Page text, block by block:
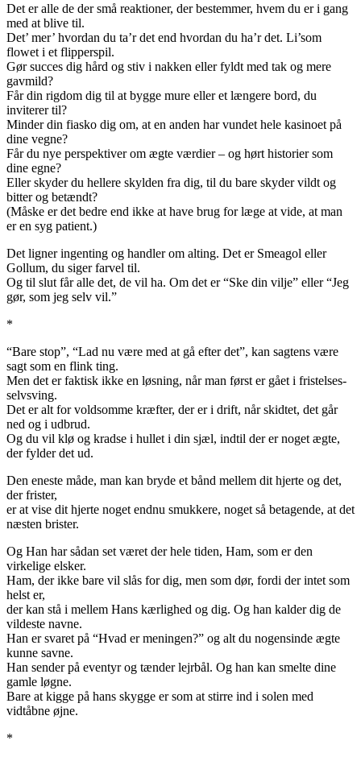
Det er alle de der små reaktioner, der bestemmer, hvem du er i gang
med at blive til.
Det’ mer’ hvordan du ta’r det end hvordan du ha’r det. Li’som
flowet i et flipperspil.
Gør succes dig hård og stiv i nakken eller fyldt med tak og mere
gavmild?
Får din rigdom dig til at bygge mure eller et længere bord, du
inviterer til?
Minder din fiasko dig om, at en anden har vundet hele kasinoet på
dine vegne?
Får du nye perspektiver om ægte værdier – og hørt historier som
dine egne?
Eller skyder du hellere skylden fra dig, til du bare skyder vildt og
bitter og betændt?
(Måske er det bedre end ikke at have brug for læge at vide, at man
er en syg patient.)
Det ligner ingenting og handler om alting. Det er Smeagol eller
Gollum, du siger farvel til.
Og til slut får alle det, de vil ha. Om det er “Ske din vilje” eller “Jeg
gør, som jeg selv vil.”
*
“Bare stop”, “Lad nu være med at gå efter det”, kan sagtens være
sagt som en flink ting.
Men det er faktisk ikke en løsning, når man først er gået i fristelses-
selvsving.
Det er alt for voldsomme kræfter, der er i drift, når skidtet, det går
ned og i udbrud.
Og du vil klø og kradse i hullet i din sjæl, indtil der er noget ægte,
der fylder det ud.
Den eneste måde, man kan bryde et bånd mellem dit hjerte og det,
der frister,
er at vise dit hjerte noget endnu smukkere, noget så betagende, at det
næsten brister.
Og Han har sådan set været der hele tiden, Ham, som er den
virkelige elsker.
Ham, der ikke bare vil slås for dig, men som dør, fordi der intet som
helst er,
der kan stå i mellem Hans kærlighed og dig. Og han kalder dig de
vildeste navne.
Han er svaret på “Hvad er meningen?” og alt du nogensinde ægte
kunne savne.
Han sender på eventyr og tænder lejrbål. Og han kan smelte dine
gamle løgne.
Bare at kigge på hans skygge er som at stirre ind i solen med
vidtåbne øjne.
*